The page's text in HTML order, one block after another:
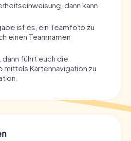
dann kann
ist es, ein Teamfoto zu
einen Teamnamen
führt euch die
mittels Kartennavigation zu